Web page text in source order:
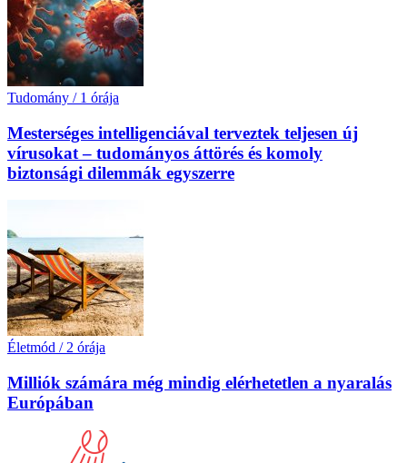
Tudomány / 1 órája
Mesterséges intelligenciával terveztek teljesen új
vírusokat – tudományos áttörés és komoly
biztonsági dilemmák egyszerre
Életmód / 2 órája
Milliók számára még mindig elérhetetlen a nyaralás
Európában